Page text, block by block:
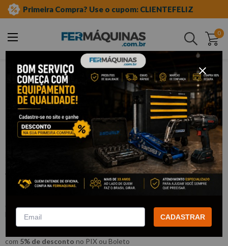
Primeira Compra? Use o cupom: CLIENTEFELIZ
0
Buscar
ferramentas manuais
soquetes e acessórios
soquetes 1 pol
impacto
Soquete de Impacto Sextavado 1" x 27
mm - WAFT
:F6140
WAFT
R$106,58
com 5% de desconto no PIX ou Boleto
CADASTRAR